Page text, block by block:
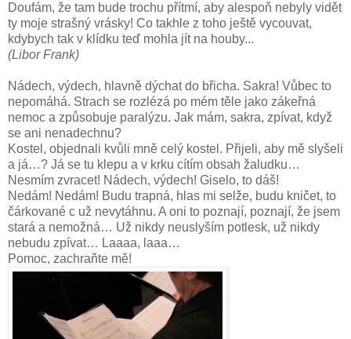
Doufám, že tam bude trochu přítmí, aby alespoň nebyly vidět
ty moje strašný vrásky! Co takhle z toho ještě vycouvat,
kdybych tak v klídku teď mohla jít na houby...
(Libor Frank)
Nádech, výdech, hlavně dýchat do břicha. Sakra! Vůbec to
nepomáhá. Strach se rozlézá po mém těle jako zákeřná
nemoc a způsobuje paralýzu. Jak mám, sakra, zpívat, když
se ani nenadechnu?
Kostel, objednali kvůli mně celý kostel. Přijeli, aby mě slyšeli
a já…? Já se tu klepu a v krku cítím obsah žaludku…
Nesmím zvracet! Nádech, výdech! Giselo, to dáš!
Nedám! Nedám! Budu trapná, hlas mi selže, budu kničet, to
čárkované c už nevytáhnu. A oni to poznají, poznají, že jsem
stará a nemožná… Už nikdy neuslyším potlesk, už nikdy
nebudu zpívat… Laaaa, laaa…
Pomoc, zachraňte mě!